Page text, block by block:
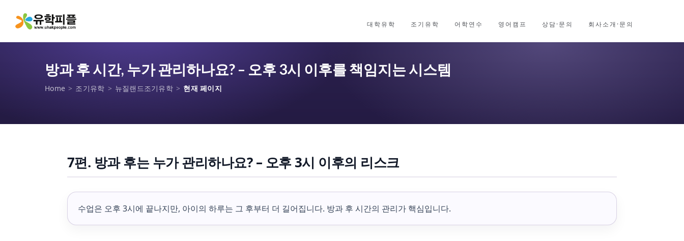
대학유학 조기유학 어학연수 영어캠프 상담·문의 회사소개·문의
방과 후 시간, 누가 관리하나요? – 오후 3시 이후를 책임지는 시스템
Home > 조기유학 > 뉴질랜드조기유학 > 현재 페이지
7편. 방과 후는 누가 관리하나요? – 오후 3시 이후의 리스크
수업은 오후 3시에 끝나지만, 아이의 하루는 그 후부터 더 길어집니다. 방과 후 시간의 관리가 핵심입니다.